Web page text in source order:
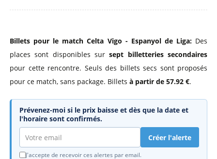
Billets pour le match Celta Vigo - Espanyol de Liga:Des
places sont disponibles sursept billetteries secondaires
pour cette rencontre. Seuls des billets secs sont proposés
pour ce match, sans package. Billets à partir de 57.92 €.
Prévenez-moi si le prix baisse et dès que la date et
l'horaire sont confirmés.
Créer l'alerte
J'accepte de recevoir ces alertes par email.